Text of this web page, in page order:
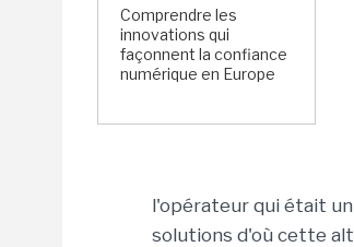
Comprendre les
innovations qui
façonnent la confiance
numérique en Europe
l'opérateur qui était
solutions d'où cette